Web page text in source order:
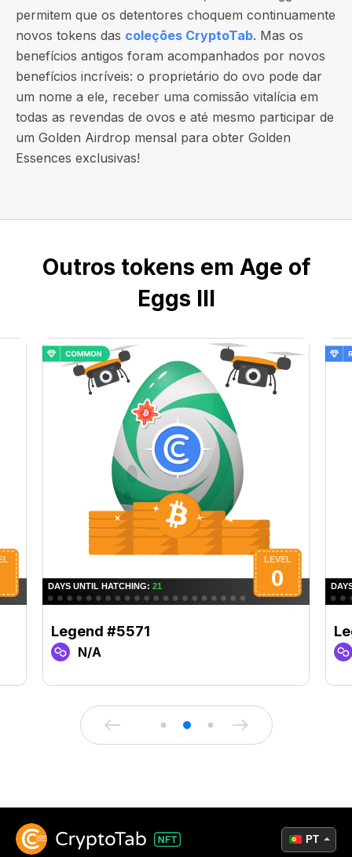
permitem que os detentores choquem continuamente
novos tokens das coleções CryptoTab. Mas os
benefícios antigos foram acompanhados por novos
benefícios incríveis: o proprietário do ovo pode dar
um nome a ele, receber uma comissão vitalícia em
todas as revendas de ovos e até mesmo participar de
um Golden Airdrop mensal para obter Golden
Essences exclusivas!
Outros tokens em Age of
Eggs III
Legend #5571
N/A
PT